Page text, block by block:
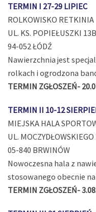
TERMIN I 27-29 LIPIEC
ROLKOWISKO RETKINIA
UL. KS. POPIEŁUSZKI 13B
94-052 ŁÓDŹ
Nawierzchnia jest
rolkach i ogrodzona
TERMIN ZGŁOSZEŃ-
TERMIN II 10-12
MIEJSKA HALA
UL. MOCZYDŁOWSKIEGO
05-840 BRWINÓW
Nowoczesna hala z
stosowanego obecnie
TERMIN ZGŁOSZEŃ-